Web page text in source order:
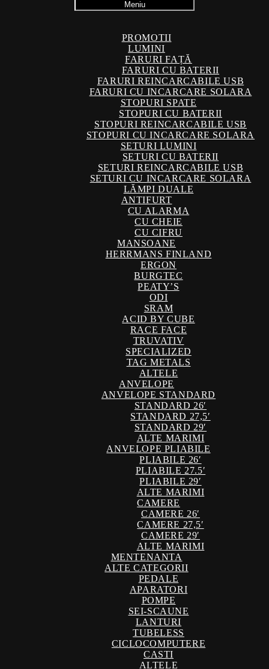
Meniu
PROMOTII
LUMINI
FARURI FAȚĂ
FARURI CU BATERII
FARURI REINCARCABILE USB
FARURI CU INCARCARE SOLARA
STOPURI SPATE
STOPURI CU BATERII
STOPURI REINCARCABILE USB
STOPURI CU INCARCARE SOLARA
SETURI LUMINI
SETURI CU BATERII
SETURI REINCARCABILE USB
SETURI CU INCARCARE SOLARA
LĂMPI DUALE
ANTIFURT
CU ALARMA
CU CHEIE
CU CIFRU
MANSOANE
HERRMANS FINLAND
ERGON
BURGTEC
PEATY’S
ODI
SRAM
ACID BY CUBE
RACE FACE
TRUVATIV
SPECIALIZED
TAG METALS
ALTELE
ANVELOPE
ANVELOPE STANDARD
STANDARD 26′
STANDARD 27,5′
STANDARD 29′
ALTE MARIMI
ANVELOPE PLIABILE
PLIABILE 26′
PLIABILE 27.5′
PLIABILE 29′
ALTE MARIMI
CAMERE
CAMERE 26′
CAMERE 27,5′
CAMERE 29′
ALTE MARIMI
MENTENANTA
ALTE CATEGORII
PEDALE
APARATORI
POMPE
SEI-SCAUNE
LANTURI
TUBELESS
CICLOCOMPUTERE
CASTI
ALTELE